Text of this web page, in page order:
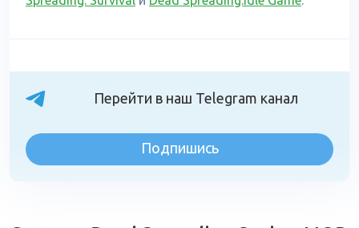
Перейти в наш Telegram канал
Подпишись